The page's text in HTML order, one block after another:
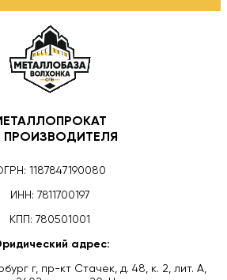
ПРОИЗВОДИТЕЛЯ
1187847190080
ИНН: 7811700197
КПП: 780501001
адрес:
г, пр-кт Стачек, д. 48, к. 2, лит. А,